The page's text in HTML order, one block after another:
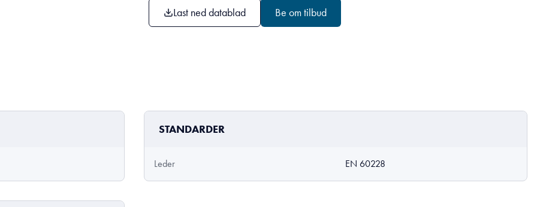
Last ned datablad Be om tilbud
STANDARDER
Leder EN 60228